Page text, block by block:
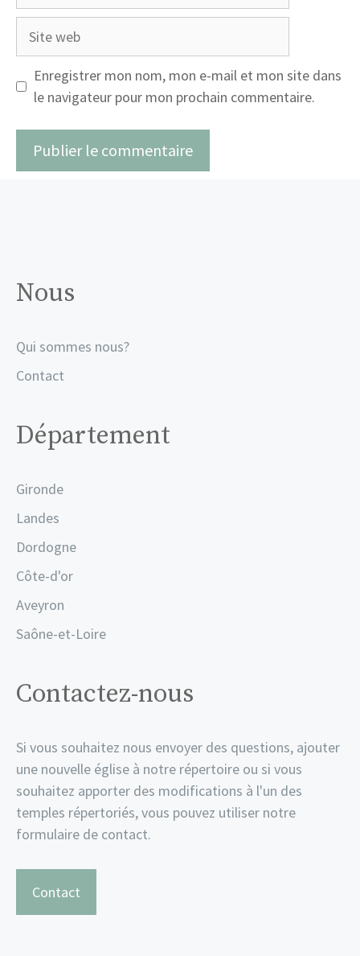
Site
Enregistrer mon nom, mon e-mail et mon site dans
le navigateur pour mon prochain commentaire.
Nous
Qui sommes nous?
Contact
Département
Gironde
Landes
Dordogne
Côte-d'or
Aveyron
Saône-et-Loire
Contactez-nous
Si vous souhaitez nous envoyer des questions, ajouter
une nouvelle église à notre répertoire ou si vous
souhaitez apporter des modifications à l'un des
temples répertoriés, vous pouvez utiliser notre
formulaire de contact.
Contact